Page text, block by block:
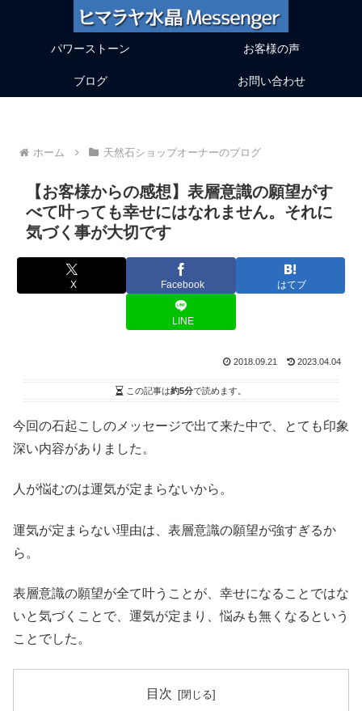
パワーストーン お客様の声
ブログ お問い合わせ
ホーム 天然石ショップオーナーのブログ
【お客様からの感想】表層意識の願望がす
べて叶っても幸せにはなれません。それに
気づく事が大切です
X Facebook はてブ
LINE
2018.09.21 2023.04.04
この記事は約5分で読めます。
今回の石起こしのメッセージで出て来た中で、とても印象
深い内容がありました。
人が悩むのは運気が定まらないから。
運気が定まらない理由は、表層意識の願望が強すぎるか
ら。
表層意識の願望が全て叶うことが、幸せになることではな
いと気づくことで、運気が定まり、悩みも無くなるという
ことでした。
目次